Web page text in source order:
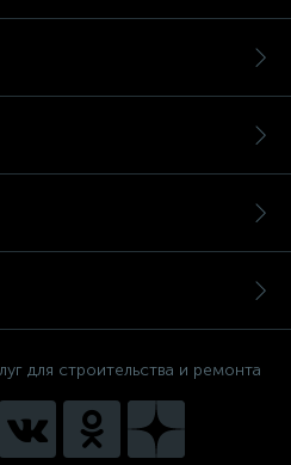
для строительства и ремонта